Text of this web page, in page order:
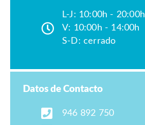
L-J: 10:00h - 20:00h
V: 10:00h - 14:00h
S-D: cerrado
Datos de Contacto
946 892 750